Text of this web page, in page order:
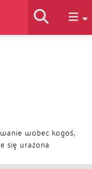
wobec kogoś,
się urażona